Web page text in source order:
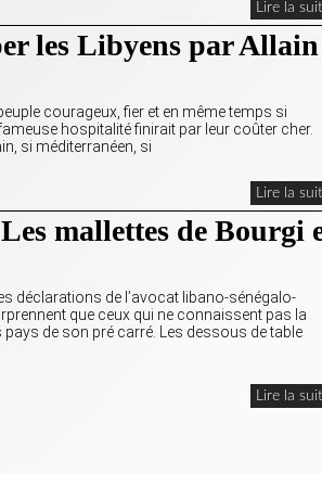
Lire la
les Libyens par Allain
courageux, fier et en même temps si
hospitalité finirait par leur coûter cher.
si méditerranéen, si
Lire la
mallettes de Bourgi
déclarations de l’avocat libano-sénégalo-
que ceux qui ne connaissent pas la
de son pré carré. Les dessous de table
Lire la